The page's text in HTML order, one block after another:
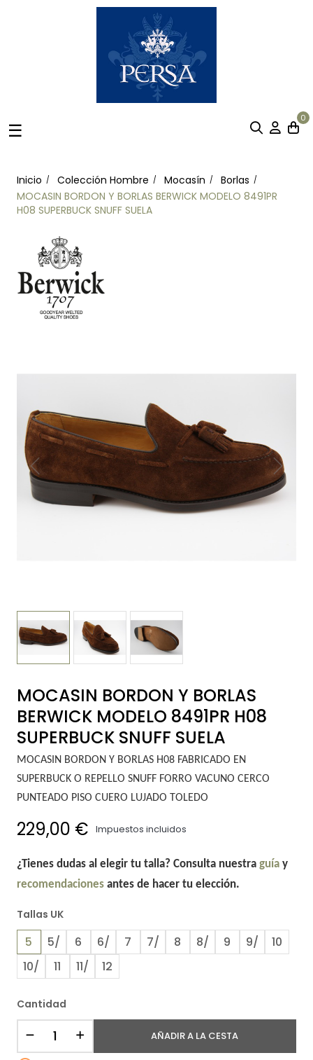
Navegación
☰
0
Inicio Colección Hombre Mocasín
Borlas
MOCASIN BORDON Y BORLAS BERWICK MODELO 8491PR
H08 SUPERBUCK SNUFF SUELA
MOCASIN BORDON Y BORLAS
BERWICK MODELO 8491PR H08
SUPERBUCK SNUFF SUELA
MOCASIN BORDON Y BORLAS H08 FABRICADO EN
SUPERBUCK O REPELLO SNUFF FORRO VACUNO CERCO
PUNTEADO PISO CUERO LUJADO TOLEDO
229,00 € Impuestos incluidos
¿Tienes dudas al elegir tu talla? Consulta nuestra guíay
recomendacionesantes de hacer tu elección.
Tallas UK
5 5/ 6 6/ 7 7/ 8 8/ 9 9/
10
10/
11 11/ 12
Cantidad
AÑADIR A LA CESTA